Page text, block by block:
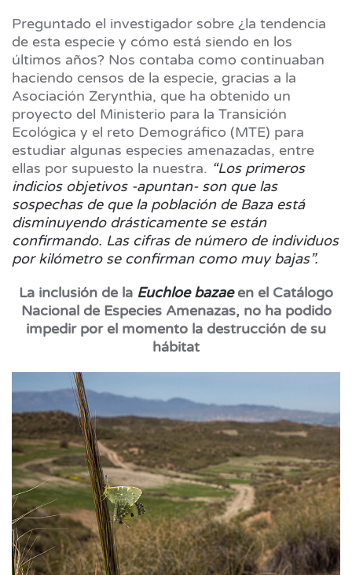
Preguntado el investigador sobre ¿la tendencia
de esta especie y cómo está siendo en los
últimos años? Nos contaba como continuaban
haciendo censos de la especie, gracias a la
Asociación Zerynthia, que ha obtenido un
proyecto del Ministerio para la Transición
Ecológica y el reto Demográfico (MTE) para
estudiar algunas especies amenazadas, entre
ellas por supuesto la nuestra. “Los primeros
indicios objetivos -apuntan- son que las
sospechas de que la población de Baza está
disminuyendo drásticamente se están
confirmando. Las cifras de número de individuos
por kilómetro se confirman como muy bajas”.
La inclusión de la Euchloe bazaeen el Catálogo
Nacional de Especies Amenazas, no ha podido
impedir por el momento la destrucción de su
hábitat